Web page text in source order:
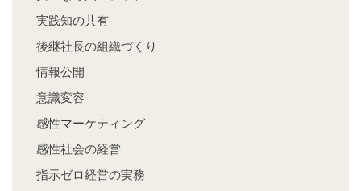
実践知の共有
後継社長の組織づくり
情報公開
意識変容
感性マーケティング
感性社会の経営
指示ゼロ経営の実務